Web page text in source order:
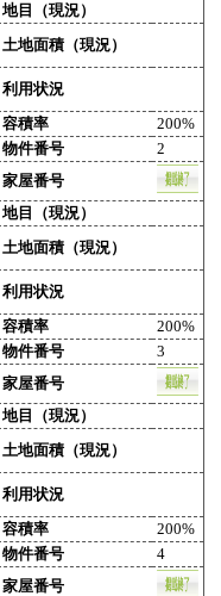
地目（現況）
土地面積（現況）
利用状況
容積率
200%
物件番号
2
家屋番号
地目（現況）
土地面積（現況）
利用状況
容積率
200%
物件番号
3
家屋番号
地目（現況）
土地面積（現況）
利用状況
容積率
200%
物件番号
4
家屋番号